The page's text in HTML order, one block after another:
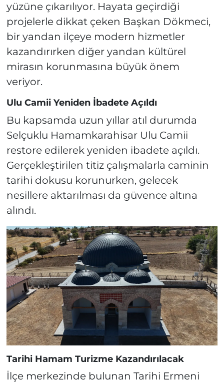
yüzüne çıkarılıyor. Hayata geçirdiği
projelerle dikkat çeken Başkan Dökmeci,
bir yandan ilçeye modern hizmetler
kazandırırken diğer yandan kültürel
mirasın korunmasına büyük önem
veriyor.
Ulu Camii Yeniden İbadete Açıldı
Bu kapsamda uzun yıllar atıl durumda
Selçuklu Hamamkarahisar Ulu Camii
restore edilerek yeniden ibadete açıldı.
Gerçekleştirilen titiz çalışmalarla caminin
tarihi dokusu korunurken, gelecek
nesillere aktarılması da güvence altına
alındı.
Tarihi Hamam Turizme Kazandırılacak
İlçe merkezinde bulunan Tarihi Ermeni